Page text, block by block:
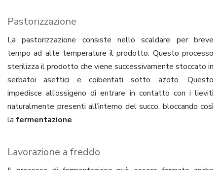
Pastorizzazione
La pastorizzazione consiste nello scaldare per breve
tempo ad alte temperature il prodotto. Questo processo
sterilizza il prodotto che viene successivamente stoccato in
serbatoi asettici e coibentati sotto azoto. Questo
impedisce all’ossigeno di entrare in contatto con i lieviti
naturalmente presenti all’interno del succo, bloccando così
la fermentazione.
Lavorazione a freddo